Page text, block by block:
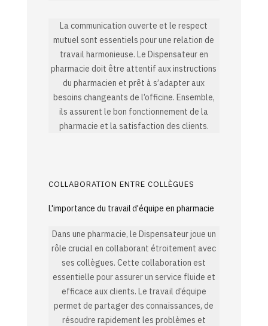
La communication ouverte et le respect
mutuel sont essentiels pour une relation de
travail harmonieuse. Le Dispensateur en
pharmacie doit être attentif aux instructions
du pharmacien et prêt à s’adapter aux
besoins changeants de l’officine. Ensemble,
ils assurent le bon fonctionnement de la
pharmacie et la satisfaction des clients.
COLLABORATION ENTRE COLLÈGUES
L'importance du travail d'équipe en pharmacie
Dans une pharmacie, le Dispensateur joue un
rôle crucial en collaborant étroitement avec
ses collègues. Cette collaboration est
essentielle pour assurer un service fluide et
efficace aux clients. Le travail d’équipe
permet de partager des connaissances, de
résoudre rapidement les problèmes et